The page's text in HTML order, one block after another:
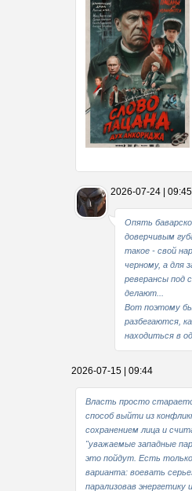
В свое время
2026-07-24 | 09:45
Опять
доверчивым
такое - свой
черному, а для
реверансы под
делают...
Вот поэтому
разбегаются,
находиться в од
2026-07-15 | 09:44
Власть просто
способ выйти из
сохранением лица и
"уважаемые западные
это пойдут. Есть
варианта: воевать
парализовав энергетику